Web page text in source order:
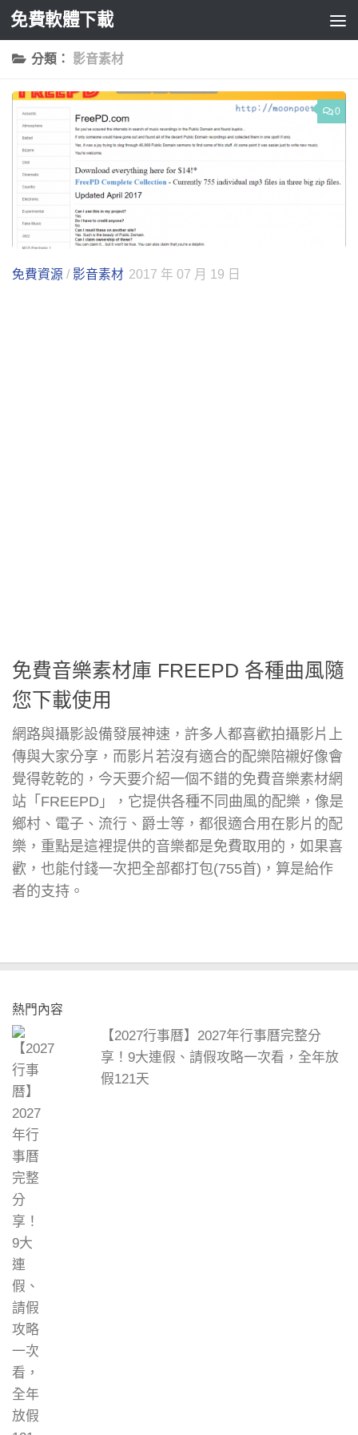
Skip to content
免費軟體下載
分類： 影音素材
0
免費資源 / 影音素材 2017 年 07 月 19 日
免費音樂素材庫 FREEPD 各種曲風隨
您下載使用
網路與攝影設備發展神速，許多人都喜歡拍攝影片上
傳與大家分享，而影片若沒有適合的配樂陪襯好像會
覺得乾乾的，今天要介紹一個不錯的免費音樂素材網
站「FREEPD」，它提供各種不同曲風的配樂，像是
鄉村、電子、流行、爵士等，都很適合用在影片的配
樂，重點是這裡提供的音樂都是免費取用的，如果喜
歡，也能付錢一次把全部都打包(755首)，算是給作
者的支持。
熱門內容
【2027行事曆】2027年行事曆完整分
享！9大連假、請假攻略一次看，全年放
假121天